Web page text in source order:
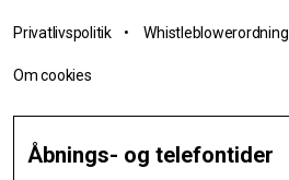
Privatlivspolitik•Whistleblowerordning
Om cookies
Åbnings- og telefontider